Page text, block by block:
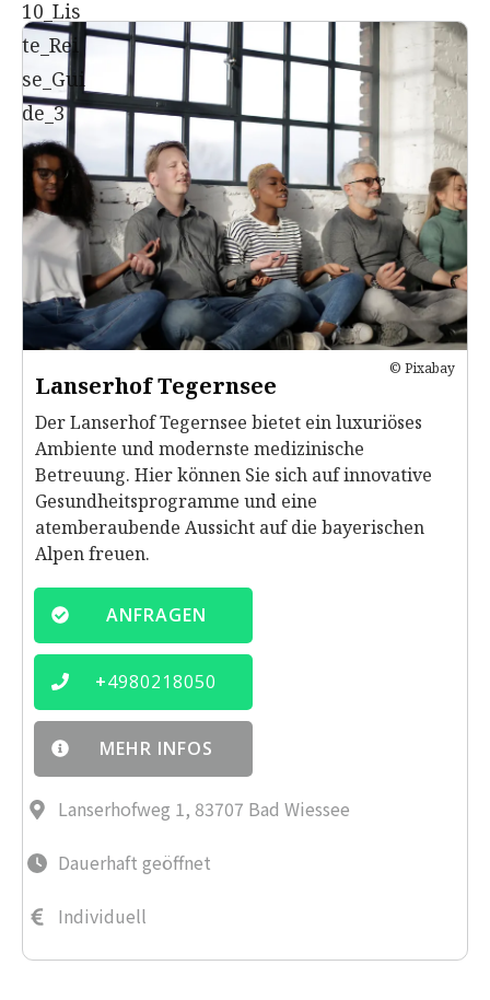
© Pixabay
Lanserhof Tegernsee
Der Lanserhof Tegernsee bietet ein luxuriöses
Ambiente und modernste medizinische
Betreuung. Hier können Sie sich auf innovative
Gesundheitsprogramme und eine
atemberaubende Aussicht auf die bayerischen
Alpen freuen.
ANFRAGEN
+4980218050
MEHR INFOS
Lanserhofweg 1, 83707 Bad Wiessee
Dauerhaft geöffnet
Individuell